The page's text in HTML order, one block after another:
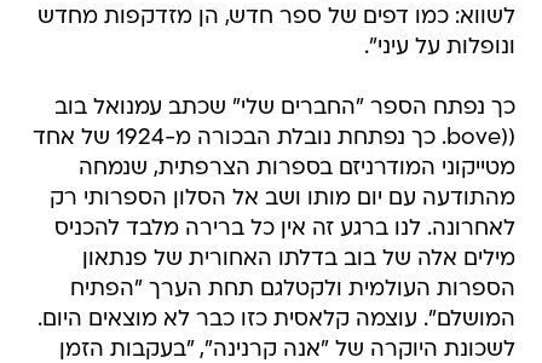
לשווא: כמו דפים של ספר חדש, הן מזדקפות מחדש
ונופלות על עיני".
כך נפתח הספר "החברים שלי" שכתב עמנואל בוב
((bove. כך נפתחת נובלת הבכורה מ-1924 של אחד
מטייקוני המודרניזם בספרות הצרפתית, שנמחה
מהתודעה עם יום מותו ושב אל הסלון הספרותי רק
לאחרונה. לנו ברגע זה אין כל ברירה מלבד להכניס
מילים אלה של בוב בדלתו האחורית של פנתאון
הספרות העולמית ולקטלגם תחת הערך "הפתיח
המושלם". עוצמה קלאסית כזו כבר לא מוצאים היום.
לשכונת היוקרה של "אנה קרנינה", "בעקבות הזמן